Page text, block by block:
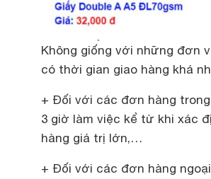
Không giống với những đơn
có thời gian giao hàng khá
+ Đối với các đơn hàng
3 giờ làm việc kể từ khi xác
hàng giá trị lớn,…
+ Đối với các đơn hàng